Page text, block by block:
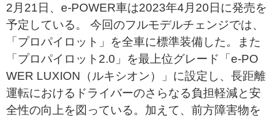
2月21日、e-POWER車は2023年4月20日に発売を
予定している。 今回のフルモデルチェンジでは、
「プロパイロット」を全車に標準装備した。また
「プロパイロット2.0」を最上位グレード「e-PO
WER LUXION（ルキシオン）」に設定し、長距離
運転におけるドライバーのさらなる負担軽減と安
全性の向上を図っている。加えて、前方障害物を